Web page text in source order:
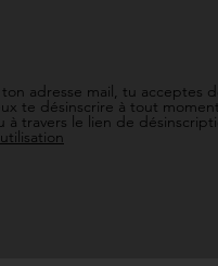
adresse mail, tu acceptes
te désinscrire à tout
à travers le lien de